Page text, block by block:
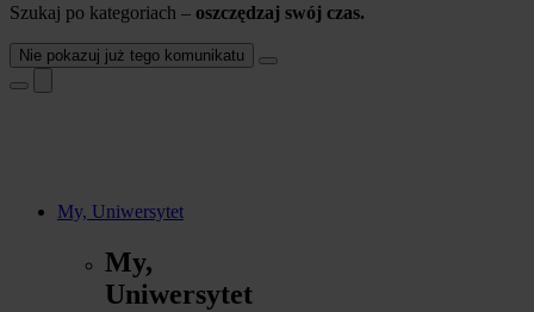
Szukaj po kategoriach – oszczędzaj swój czas.
Nie pokazuj już tego komunikatu
My, Uniwersytet
My,
Uniwersytet